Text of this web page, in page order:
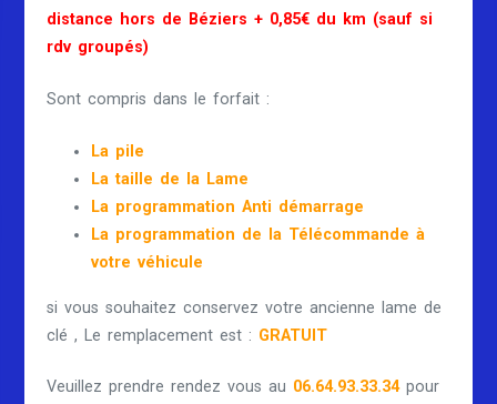
distance hors de Béziers + 0,85€ du km (sauf si
rdv groupés)
Sont compris dans le forfait :
La pile
La taille de la Lame
La programmation Anti démarrage
La programmation de la Télécommande à
votre véhicule
si vous souhaitez conservez votre ancienne lame de
clé , Le remplacement est : GRATUIT
Veuillez prendre rendez vous au 06.64.93.33.34pour